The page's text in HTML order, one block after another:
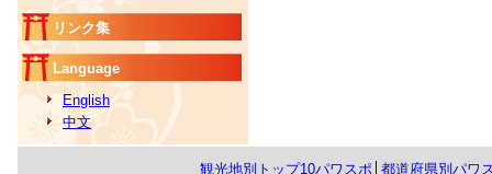
リンク集
Language
English
中文
観光地別トップ10パワスポ 都道府県別パワ